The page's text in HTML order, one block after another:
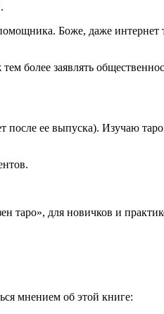
Боже, даже
более заявлять
после ее выпуска). Изучаю
таро», для новичков и
мнением об этой книге: